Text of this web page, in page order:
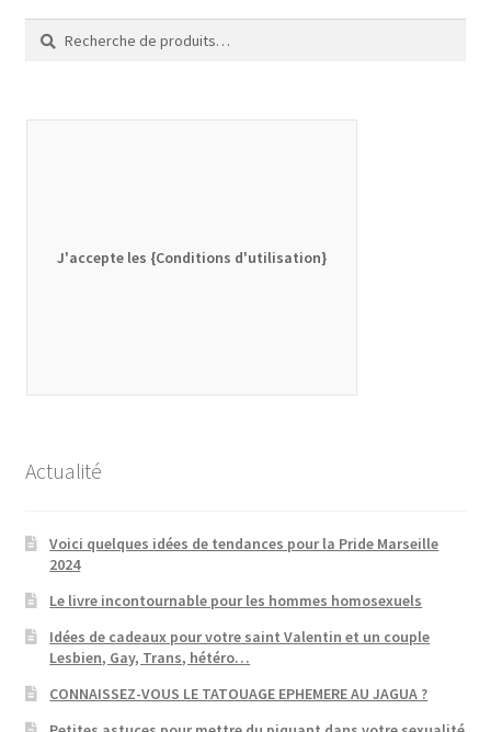
Recherche
pour :
Recherche
J'accepte les {Conditions d'utilisation}
Actualité
Voici quelques idées de tendances pour la Pride Marseille
2024
Le livre incontournable pour les hommes homosexuels
Idées de cadeaux pour votre saint Valentin et un couple
Lesbien, Gay, Trans, hétéro…
CONNAISSEZ-VOUS LE TATOUAGE EPHEMERE AU JAGUA ?